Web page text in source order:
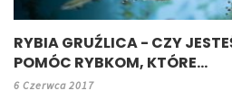
RYBIA GRUŹLICA - CZY
POMÓC RYBKOM, KTÓRE...
6 Czerwca 2017